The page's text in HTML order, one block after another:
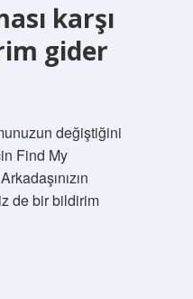
karşı
gider
değiştiğini
Find My
de bir bildirim